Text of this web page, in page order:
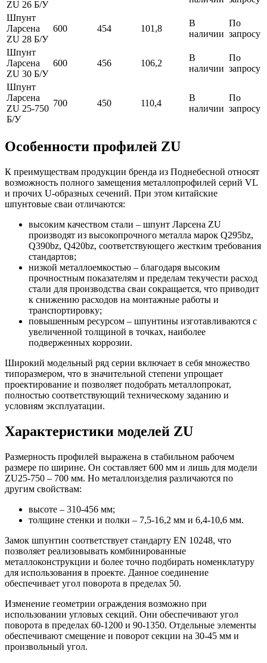
ZU 26 Б/У
Шпунт
Ларсена
ZU 28 Б/У
600 454 101,8
В
наличии
По
запросу
Шпунт
Ларсена
ZU 30 Б/У
600 456 106,2
В
наличии
По
запросу
Шпунт
Ларсена
ZU 25-750
Б/У
700 450 110,4
В
наличии
По
запросу
Особенности профилей ZU
К преимуществам продукции бренда из Поднебесной относят
возможность полного замещения металлопрофилей серий VL
и прочих U-образных сечений. При этом китайские
шпунтовые сваи отличаются:
высоким качеством стали – шпунт Ларсена ZU
производят из высокопрочного металла марок Q295bz,
Q390bz, Q420bz, соответствующего жестким требования
стандартов;
низкой металлоемкостью – благодаря высоким
прочностным показателям и пределам текучести расход
стали для производства сваи сокращается, что приводит
к снижению расходов на монтажные работы и
транспортировку;
повышенным ресурсом – шпунтины изготавливаются с
увеличенной толщиной в точках, наиболее
подверженных коррозии.
Широкий модельный ряд серии включает в себя множество
типоразмером, что в значительной степени упрощает
проектирование и позволяет подобрать металлопрокат,
полностью соответствующий техническому заданию и
условиям эксплуатации.
Характеристики моделей ZU
Размерность профилей выражена в стабильном рабочем
размере по ширине. Он составляет 600 мм и лишь для модели
ZU25-750 – 700 мм. Но металлоизделия различаются по
другим свойствам:
высоте – 310-456 мм;
толщине стенки и полки – 7,5-16,2 мм и 6,4-10,6 мм.
Замок шпунтин соответствует стандарту EN 10248, что
позволяет реализовывать комбинированные
металлоконструкции и более точно подбирать номенклатуру
для использования в проекте. Данное соединение
обеспечивает угол поворота в пределах 50.
Изменение геометрии ограждения возможно при
использовании угловых секций. Они обеспечивают угол
поворота в пределах 60-1200 и 90-1350. Отдельные элементы
обеспечивают смещение и поворот секции на 30-45 мм и
произвольный угол.